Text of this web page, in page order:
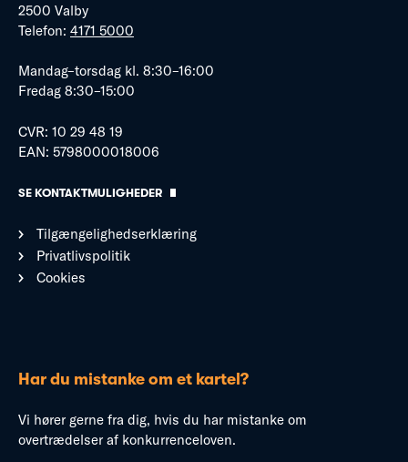
2500 Valby
Telefon: 4171 5000
Mandag–torsdag kl. 8:30–16:00
Fredag 8:30–15:00
CVR: 10 29 48 19
EAN: 5798000018006
SE KONTAKTMULIGHEDER
Tilgængelighedserklæring
Privatlivspolitik
Cookies
Har du mistanke om et kartel?
Vi hører gerne fra dig, hvis du har mistanke om
overtrædelser af konkurrenceloven.